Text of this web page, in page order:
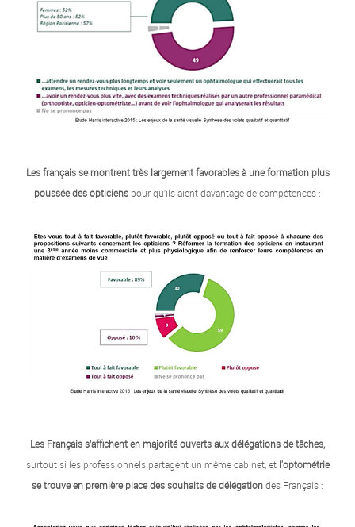
Les français se montrent très largement favorables à une formation plus
poussée des opticiens pour qu’ils aient davantage de compétences :
Les Français s’affichent en majorité ouverts aux délégations de tâches,
surtout si les professionnels partagent un même cabinet, et l'optométrie
se trouve en première place des souhaits de délégationdes Français :